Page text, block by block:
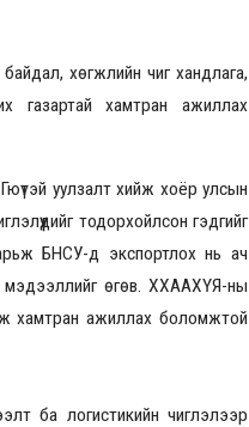
хөгжлийн чиг хандлага,
газартай хамтран ажиллах
уулзалт хийж хоёр улсын
тодорхойлсон гэдгийг
БНСУ-д экспортлох нь ач
мэдээллийг өгөв. ХХААХҮЯ-ны
хамтран ажиллах боломжтой
ба логистикийн чиглэлээр
2026.09.19